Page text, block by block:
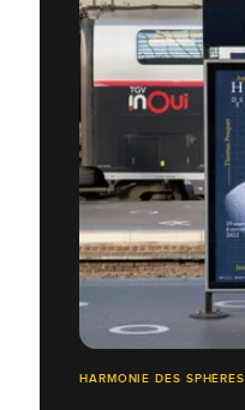
HARMONIE DES SPHÈRES